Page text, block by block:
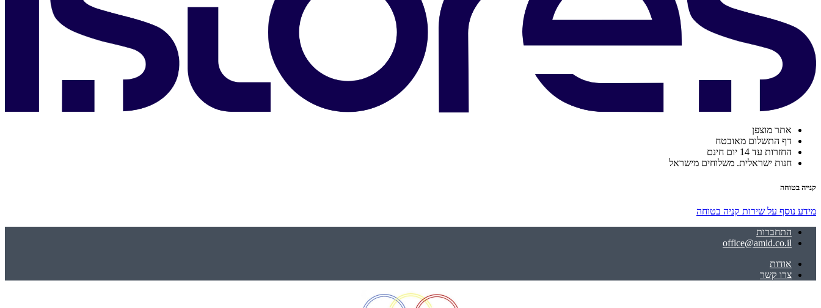
אתר מוצפן
דף התשלום מאובטח
החזרות עד 14 יום חינם
חנות ישראלית. משלוחים מישראל
קנייה בטוחה
מידע נוסף על שירות קניה בטוחה
התחברות
office@amid.co.il
אודות
צרו קשר